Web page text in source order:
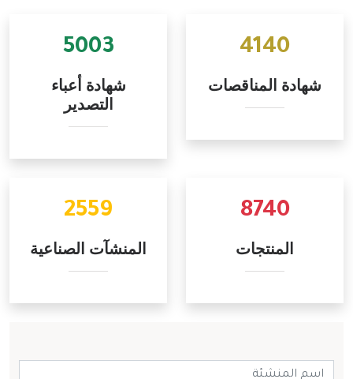
4140
شهادة المناقصات
5003
شهادة أعباء
التصدير
8740
المنتجات
2559
المنشآت الصناعية